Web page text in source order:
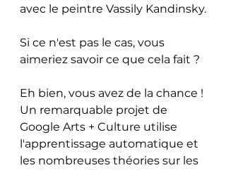
avec le peintre Vassily Kandinsky.
Si ce n'est pas le cas, vous
aimeriez savoir ce que cela fait ?
Eh bien, vous avez de la chance !
Un remarquable projet de
Google Arts + Culture utilise
l'apprentissage automatique et
les nombreuses théories sur les